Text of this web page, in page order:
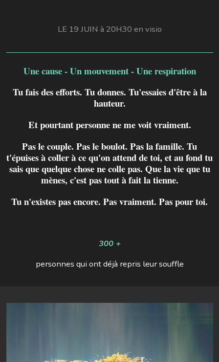
LE 19 JUIN à 20H30 en visio
Une cause - Un mouvement - Une respiration
Tu fais des efforts. Tu donnes. Tu'essaies d'être à la
hauteur.
Et pourtant personne ne me voit vraiment.
Pas le couple. Pas le boulot. Pas la famille. Tu
t'épuises à coller à ce qu'on attend de toi, et au fond tu
sais que quelque chose ne colle pas. Que la vie que tu
mènes, c'est pas tout à fait la tienne.
Tu n'existes pas encore. Pas vraiment. Pas pour toi.
300 +
personnes qui ont déjà repris leur souffle